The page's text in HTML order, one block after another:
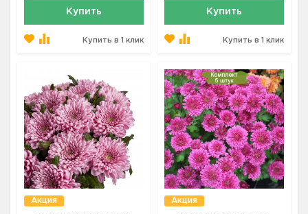
Купить
Купить в 1 клик
Купить
Купить в 1 клик
Акция Акция